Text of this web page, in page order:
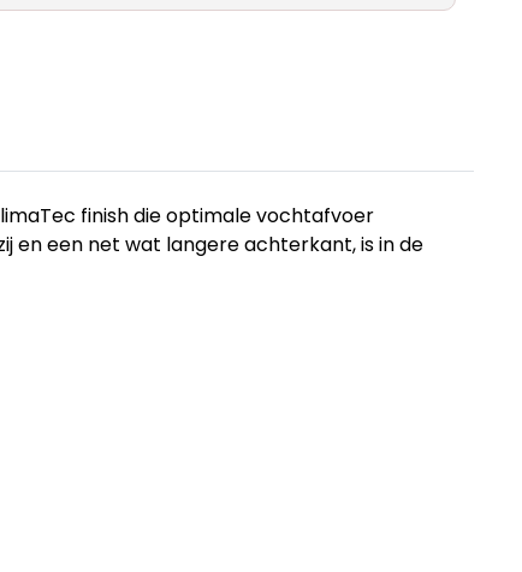
finish die optimale vochtafvoer
en een net wat langere achterkant, is in de